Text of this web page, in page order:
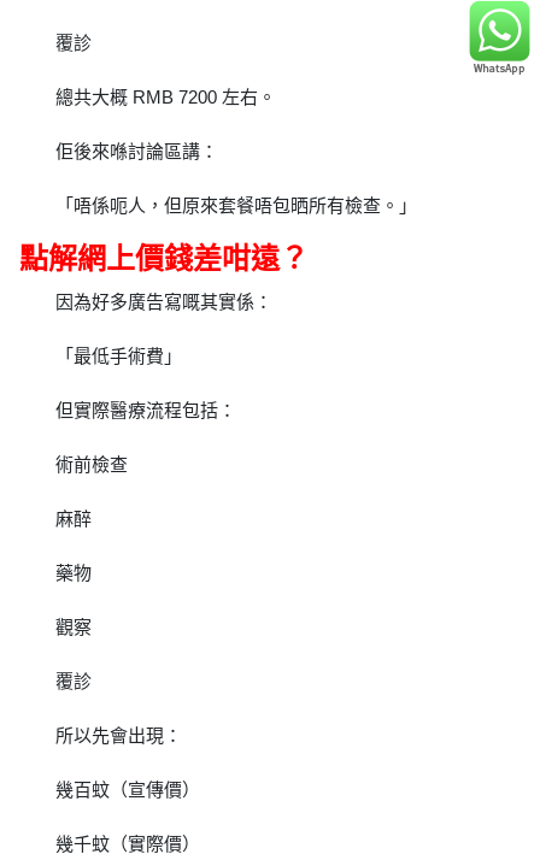
覆診
總共大概 RMB 7200 左右。
佢後來喺討論區講：
「唔係呃人，但原來套餐唔包晒所有檢查。」
點解網上價錢差咁遠？
因為好多廣告寫嘅其實係：
「最低手術費」
但實際醫療流程包括：
術前檢查
麻醉
藥物
觀察
覆診
所以先會出現：
幾百蚊（宣傳價）
幾千蚊（實際價）